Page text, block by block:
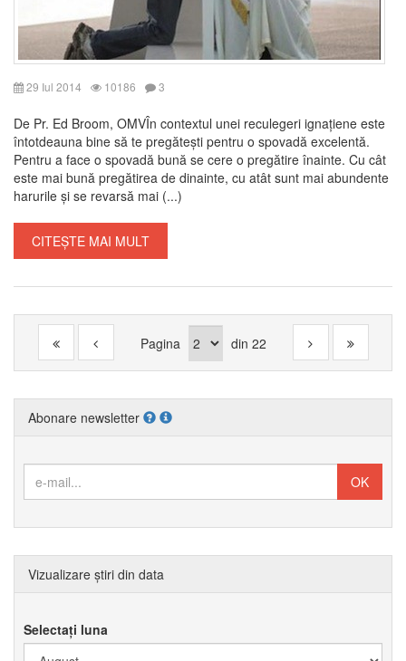
29 Iul 2014 10186 3
De Pr. Ed Broom, OMVÎn contextul unei reculegeri ignațiene este
întotdeauna bine să te pregătești pentru o spovadă excelentă.
Pentru a face o spovadă bună se cere o pregătire înainte. Cu cât
este mai bună pregătirea de dinainte, cu atât sunt mai abundente
harurile și se revarsă mai (...)
CITEȘTE MAI MULT
Pagina din 22
Abonare newsletter
Vizualizare știri din data
Selectați luna